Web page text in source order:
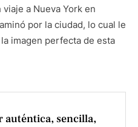
a Nueva York en
por la ciudad, lo cual le
imagen perfecta de esta
auténtica, sencilla,